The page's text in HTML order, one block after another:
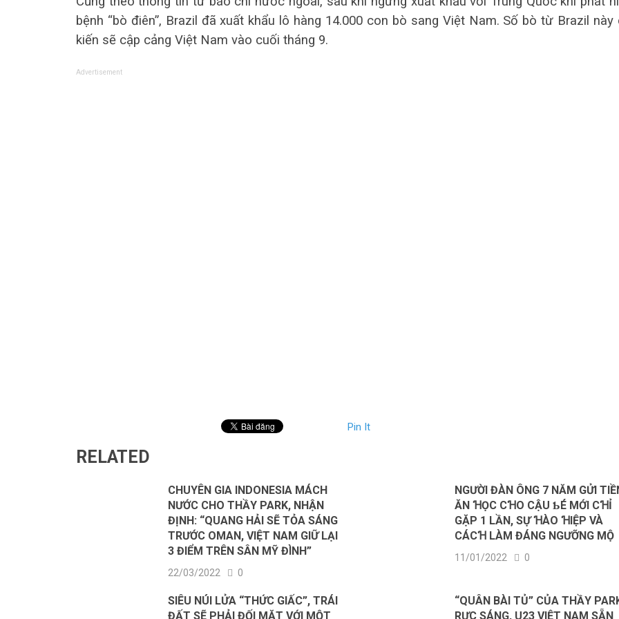
bệnh “bò điên”, Brazil đã xuất khẩu lô hàng 14.000 con bò sang Việt Nam. Số bò từ Brazil này
kiến sẽ cập cảng Việt Nam vào cuối tháng 9.
Advertisement
Pin It
RELATED
CHUYÊN GIA INDONESIA MÁCH
NƯỚC CHO THẦY PARK, NHẬN
ĐỊNH: “QUANG HẢI SẼ TỎA SÁNG
TRƯỚC OMAN, VIỆT NAM GIỮ LẠI
3 ĐIỂM TRÊN SÂN MỸ ĐÌNH”
22/03/2022 0
NGƯỜI ĐÀN ÔNG 7 NĂM GỬI
ĂN ꞪỌC CꞪO CẬU ƄÉ MỚI CꞪỈ
GẶP 1 LẦN, SỰ ꞪÀO ꞪIỆP VÀ
CÁCꞪ LÀM ĐÁNG NGƯỠNG MỘ
11/01/2022 0
SIÊU NÚI LỬA “THỨC GIẤC”, TRÁI
ĐẤT SẼ PHẢI ĐỐI MẶT VỚI MỘT
“QUÂN BÀI TỦ” CỦA THẦY
RỰC SÁNG, U23 VIỆT NAM SẴN